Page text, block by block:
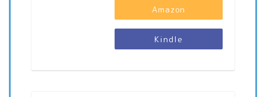
Amazon
Kindle